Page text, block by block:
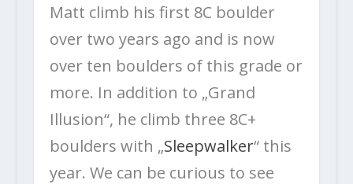
Matt climb his first 8C boulder
over two years ago and is now
over ten boulders of this grade or
more. In addition to „Grand
Illusion“, he climb three 8C+
boulders with „Sleepwalker“ this
year. We can be curious to see